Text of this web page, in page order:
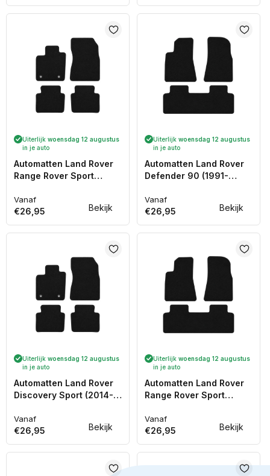
Bekijk
Uiterlijk woensdag 12 augustus
in je auto
Automatten Land Rover
Range Rover Sport
Normale
prijs
Vanaf
€26,95 Bekijk
Uiterlijk woensdag 12 augustus
in je auto
Automatten Land Rover
Defender 90 (1991-
Normale
prijs
Vanaf
€26,95
Bekijk
Uiterlijk woensdag 12 augustus
in je auto
Automatten Land Rover
Discovery Sport (2014-
Normale
prijs
Vanaf
€26,95 Bekijk
Uiterlijk woensdag 12 augustus
in je auto
Automatten Land Rover
Range Rover Sport
Normale
prijs
Vanaf
€26,95